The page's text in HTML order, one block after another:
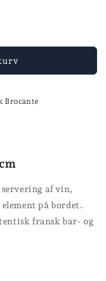
Brocante
af vin,
på bordet.
fransk bar- og